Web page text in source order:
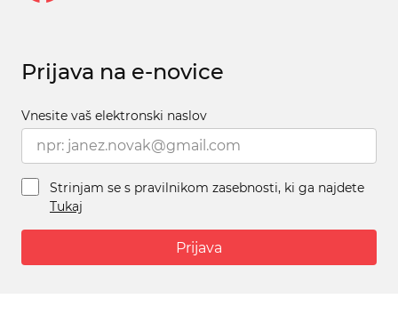
Prijava na e-novice
Vnesite vaš elektronski naslov
Strinjam se s pravilnikom zasebnosti, ki ga najdete
Tukaj
Prijava